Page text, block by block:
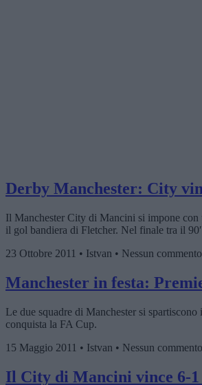
Derby Manchester: City
Il Manchester City di Mancini si impone
il gol bandiera di Fletcher. Nel finale tra il
23 Ottobre 2011 • Istvan • Nessun
Manchester in festa:
Le due squadre di Manchester si
conquista la FA Cup.
15 Maggio 2011 • Istvan • Nessun
Il City di Mancini vince 6-